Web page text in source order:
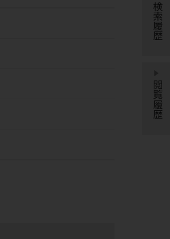
検索履歴
閲覧履歴